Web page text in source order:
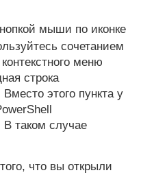
мыши по иконке
сочетанием
меню
строка
этого пункта у
В таком случае
что вы открыли